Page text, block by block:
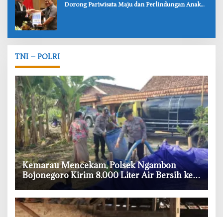
Dorong Pariwisata Maju dan Perlindungan Anak
TNI – POLRI
‎Kemarau Mencekam, Polsek Ngambon
Bojonegoro Kirim 8.000 Liter Air Bersih ke
Warga Bondol